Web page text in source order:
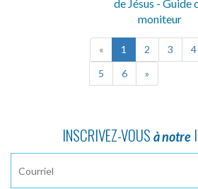
de Jésus - Guide
moniteur
« 1 2 3
4
5
6 »
INSCRIVEZ-VOUS à notre